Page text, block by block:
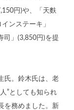
円)や、「天麩
ンステーキ」
司」(3,850円)を提
氏。鈴木氏は、老
”としても知られ
を務めました。新